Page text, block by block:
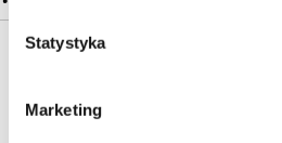
Statystyka
Marketing